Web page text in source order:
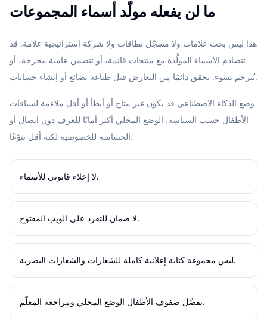
ما لن يفعله مولّد أسماء المجموعات
هذا ليس بحث علامات ولا مسجّل نطاقات ولا شركة استراتيجية علامة. قد
تتصادم الأسماء المولَّدة مع منتجات قائمة، أو تتضمن عامية محرجة، أو
تُترجم بسوء. تحقق دائمًا من التعارض قبل طباعة بضائع أو إنشاء حسابات.
وضع الذكاء الاصطناعي قد يكون غير متاح أو أبطأ أو أقل ملاءمة لسياقات
الأطفال حسب السياسة. الوضع المحلي أكثر أمانًا للغرف دون اتصال أو
الحساسة للخصوصية لكنه أقل تنوّعًا.
لا إخلاء قانوني للأسماء.
لا ضمان للتفرد على الويب المفتوح.
ليس مجموعة كتابة إعلانية كاملة للشعارات والشعارات البصرية.
يفضّل صفوف الأطفال الوضع المحلي ومراجعة المعلّم.